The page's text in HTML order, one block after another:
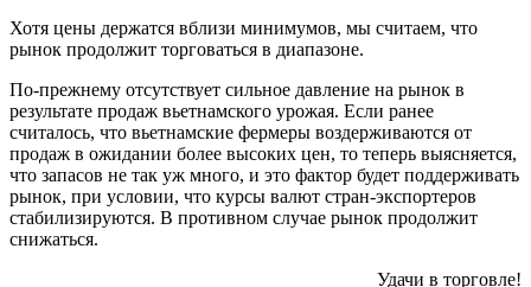
Хотя цены держатся вблизи минимумов, мы считаем, что
рынок продолжит торговаться в диапазоне.
По-прежнему отсутствует сильное давление на рынок в
результате продаж вьетнамского урожая. Если ранее
считалось, что вьетнамские фермеры воздерживаются от
продаж в ожидании более высоких цен, то теперь выясняется,
что запасов не так уж много, и это фактор будет поддерживать
рынок, при условии, что курсы валют стран-экспортеров
стабилизируются. В противном случае рынок продолжит
снижаться.
Удачи в торговле!